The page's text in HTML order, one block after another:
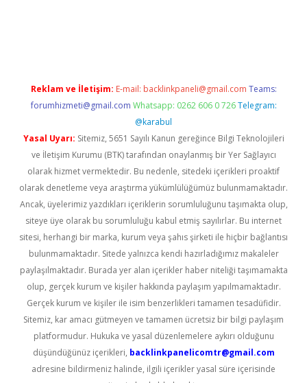
Reklam ve İletişim: E-mail: backlinkpaneli@gmail.com Teams:
forumhizmeti@gmail.com Whatsapp: 0262 606 0 726 Telegram:
@karabul
Yasal Uyarı: Sitemiz, 5651 Sayılı Kanun gereğince Bilgi Teknolojileri
ve İletişim Kurumu (BTK) tarafından onaylanmış bir Yer Sağlayıcı
olarak hizmet vermektedir. Bu nedenle, sitedeki içerikleri proaktif
olarak denetleme veya araştırma yükümlülüğümüz bulunmamaktadır.
Ancak, üyelerimiz yazdıkları içeriklerin sorumluluğunu taşımakta olup,
siteye üye olarak bu sorumluluğu kabul etmiş sayılırlar. Bu internet
sitesi, herhangi bir marka, kurum veya şahıs şirketi ile hiçbir bağlantısı
bulunmamaktadır. Sitede yalnızca kendi hazırladığımız makaleler
paylaşılmaktadır. Burada yer alan içerikler haber niteliği taşımamakta
olup, gerçek kurum ve kişiler hakkında paylaşım yapılmamaktadır.
Gerçek kurum ve kişiler ile isim benzerlikleri tamamen tesadüfidir.
Sitemiz, kar amacı gütmeyen ve tamamen ücretsiz bir bilgi paylaşım
platformudur. Hukuka ve yasal düzenlemelere aykırı olduğunu
düşündüğünüz içerikleri, backlinkpanelicomtr@gmail.com
adresine bildirmeniz halinde, ilgili içerikler yasal süre içerisinde